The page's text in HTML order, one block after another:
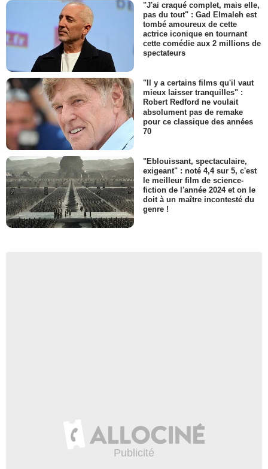
"J'ai craqué complet, mais elle,
pas du tout" : Gad Elmaleh est
tombé amoureux de cette
actrice iconique en tournant
cette comédie aux 2 millions de
spectateurs
"Il y a certains films qu'il vaut
mieux laisser tranquilles" :
Robert Redford ne voulait
absolument pas de remake
pour ce classique des années
70
"Eblouissant, spectaculaire,
exigeant" : noté 4,4 sur 5, c'est
le meilleur film de science-
fiction de l'année 2024 et on le
doit à un maître incontesté du
genre !